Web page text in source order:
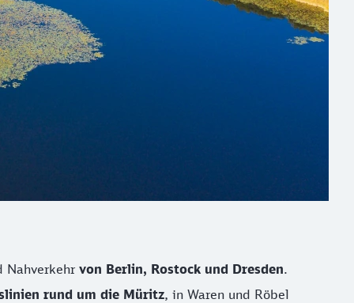
Nahverkehr von Berlin, Rostock und Dresden.
rund um die Müritz, in Waren und Röbel